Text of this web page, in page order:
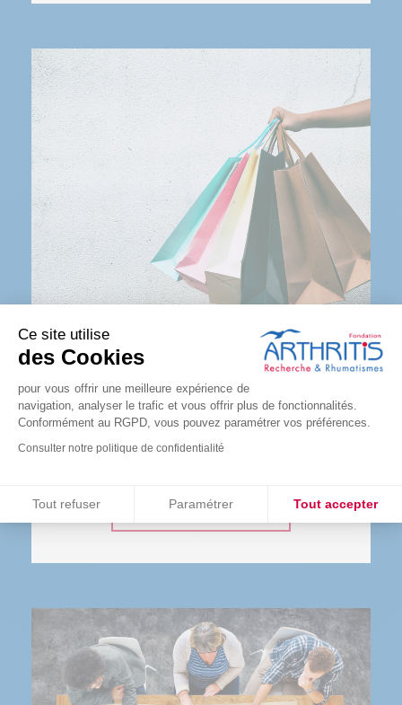
Ce site utilise
des Cookies
pour vous offrir une meilleure expérience de
navigation, analyser le trafic et vous offrir plus de fonctionnalités.
Conformément au RGPD, vous pouvez paramétrer vos préférences.
Consulter notre politique de confidentialité
Tout refuser Paramétrer Tout accepter
Plateforme de Gestion du Consentement : Personnalisez vos
Notre plateforme vous permet d'adapter et de gérer vos
LA BOUTIQUE
L’ensemble des bénéfices des ventes solidaires
COMMANDER